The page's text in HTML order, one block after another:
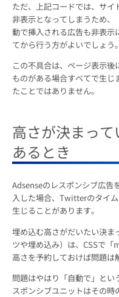
ただ、上記コードでは、サ
非表示となってしまうため、
動で挿入される広告も非表示
てから行う方がよいでしょう。
この不具合は、ページ表示
ものがある場合すべてで生じ
たことではありません。
高さが決まっ
あるとき
Adsenseのレスポンシブ広告
入した場合、Twitterのタイ
生じることがあります。
埋め込む高さがだいたい決ま
ツや埋め込み）は、CSSで
高さを予約しておけば問題は
問題はやはり「自動で」と
スポンシブユニットはその